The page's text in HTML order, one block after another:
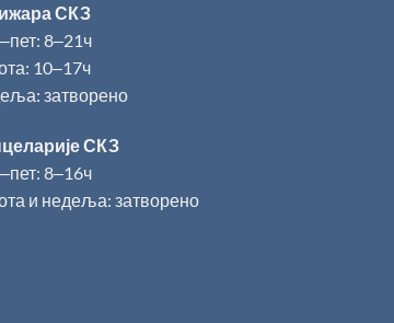
СКЗ
8‒21ч
10‒17ч
затворено
СКЗ
8‒16ч
и недеља: затворено